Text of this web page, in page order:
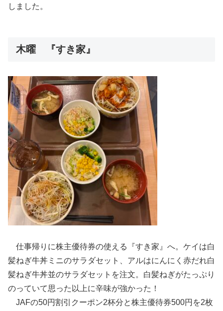
しました。
木曜 『すき家』
仕事帰りに株主優待券の使える『すき家』へ。ケイは白
髪ねぎ牛丼ミニのサラダセット、アルはにんにく赤だれ白
髪ねぎ牛丼並のサラダセットを注文。白髪ねぎがたっぷり
のっていて思った以上に辛味が強かった！
JAFの50円割引クーポン2杯分と株主優待券500円を2枚